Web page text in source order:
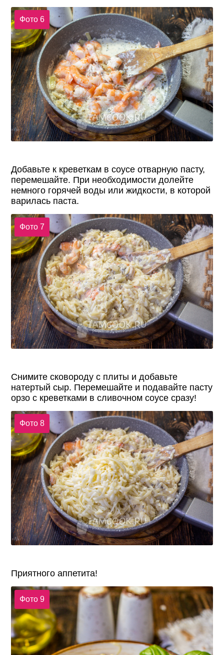
Фото 6
Добавьте к креветкам в соусе отварную пасту,
перемешайте. При необходимости долейте
немного горячей воды или жидкости, в которой
варилась паста.
Фото 7
Снимите сковороду с плиты и добавьте
натертый сыр. Перемешайте и подавайте пасту
орзо с креветками в сливочном соусе сразу!
Фото 8
Приятного аппетита!
Фото 9